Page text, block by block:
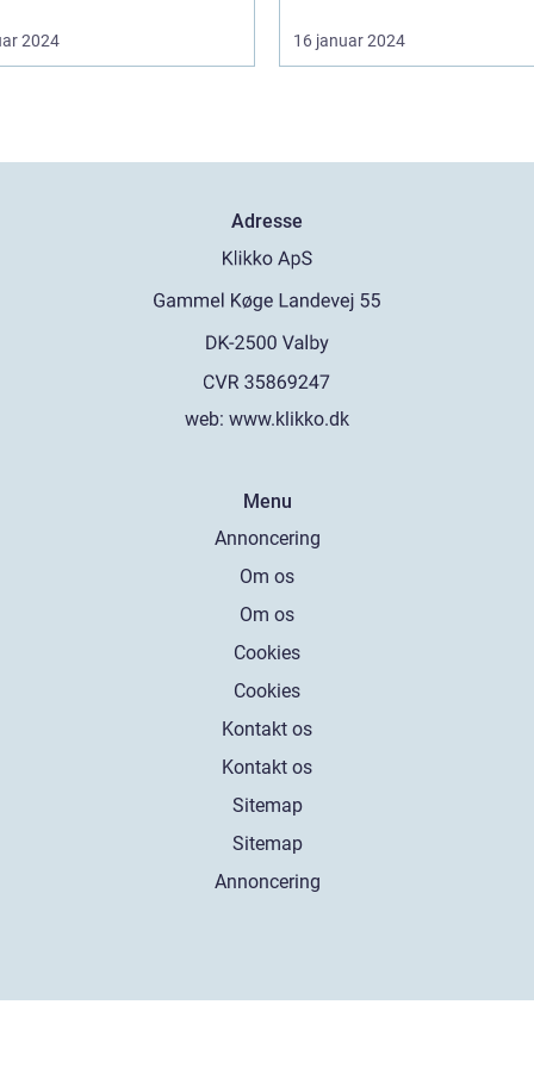
2024 16 januar 2024
Adresse
web: www.klikko.dk
Menu
Annoncering
Om os
Om os
Cookies
Cookies
Kontakt os
Kontakt os
Sitemap
Sitemap
Annoncering